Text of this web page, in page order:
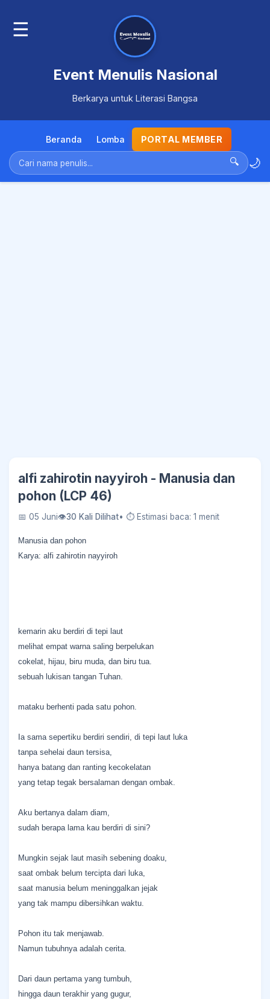
☰
Event Menulis Nasional
Berkarya untuk Literasi Bangsa
Beranda Lomba PORTAL MEMBER
🔍 🌙
alfi zahirotin nayyiroh - Manusia dan
pohon (LCP 46)
📅 05 Juni👁30 Kali Dilihat• ⏱ Estimasi baca: 1 menit
Manusia dan pohon
Karya: alfi zahirotin nayyiroh
kemarin aku berdiri di tepi laut
melihat empat warna saling berpelukan
cokelat, hijau, biru muda, dan biru tua.
sebuah lukisan tangan Tuhan.
mataku berhenti pada satu pohon.
Ia sama sepertiku berdiri sendiri, di tepi laut luka
tanpa sehelai daun tersisa,
hanya batang dan ranting kecokelatan
yang tetap tegak bersalaman dengan ombak.
Aku bertanya dalam diam,
sudah berapa lama kau berdiri di sini?
Mungkin sejak laut masih sebening doaku,
saat ombak belum tercipta dari luka,
saat manusia belum meninggalkan jejak
yang tak mampu dibersihkan waktu.
Pohon itu tak menjawab.
Namun tubuhnya adalah cerita.
Dari daun pertama yang tumbuh,
hingga daun terakhir yang gugur,